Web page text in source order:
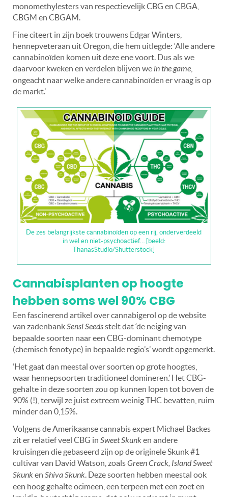
monomethylesters van respectievelijk CBG en CBGA,
CBGM en CBGAM.
Fine citeert in zijn boek trouwens Edgar Winters,
hennepveteraan uit Oregon, die hem uitlegde: ‘Alle andere
cannabinoïden komen uit deze ene voort. Dus als we
daarvoor kweken en verdelen blijven wein the game
ongeacht naar welke andere cannabinoïden er vraag is op
de markt.’
De zes belangrijkste cannabinoïden op een rij, onderverdeeld
in wel en niet-psychoactief… [beeld:
ThanasStudio/Shutterstock]
Cannabisplanten op hoogte
hebben soms wel 90% CBG
Een fascinerend artikel over cannabigerol op de website
van zadenbankSensi Seedsstelt dat ‘de neiging van
bepaalde soorten naar een CBG-dominant chemotype
(chemisch fenotype) in bepaalde regio’s’ wordt opgemerkt.
‘Het gaat dan meestal over soorten op grote hoogtes,
waar hennepsoorten traditioneel domineren.’ Het CBG-
gehalte in deze soorten zou op kunnen lopen tot boven de
90% (!), terwijl ze juist extreem weinig THC bevatten, ruim
minder dan 0,15%.
Volgens de Amerikaanse cannabis expert Michael Backes
zit er relatief veel CBG in Sweet Skunken andere
kruisingen die gebaseerd zijn op de originele Skunk #1
cultivar van David Watson, zoalsGreen Crack, Island Sweet
Skunken Shiva Skunk. Deze soorten hebben meestal ook
een hoog gehalte ocimeen, een terpeen met een zoet en